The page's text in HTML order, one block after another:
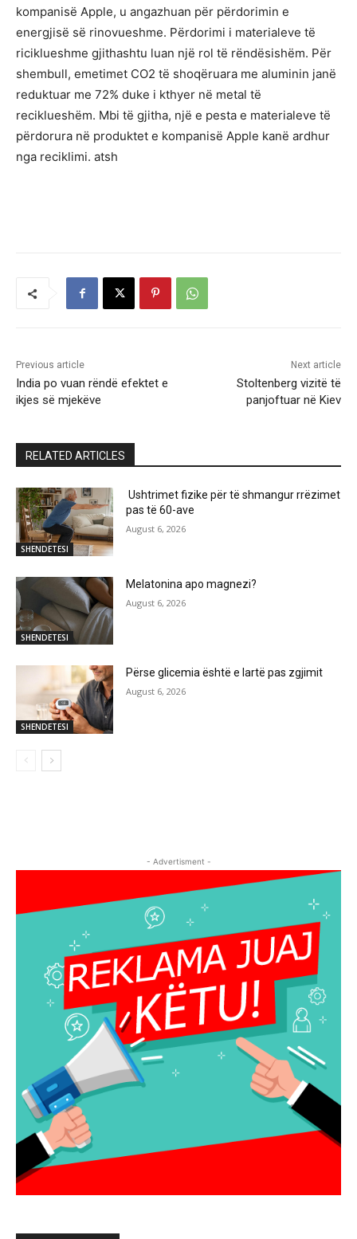
kompanisë Apple, u angazhuan për përdorimin e
energjisë së rinovueshme. Përdorimi i materialeve të
riciklueshme gjithashtu luan një rol të rëndësishëm. Për
shembull, emetimet CO2 të shoqëruara me aluminin janë
reduktuar me 72% duke i kthyer në metal të
reciklueshëm. Mbi të gjitha, një e pesta e materialeve të
përdorura në produktet e kompanisë Apple kanë ardhur
nga reciklimi. atsh
Previous article
India po vuan rëndë efektet e
ikjes së mjekëve
Next article
Stoltenberg vizitë të
panjoftuar në Kiev
RELATED ARTICLES
SHENDETESI
Ushtrimet fizike për të shmangur rrëzimet
pas të 60-ave
August 6, 2026
SHENDETESI
Melatonina apo magnezi?
August 6, 2026
SHENDETESI
Përse glicemia është e lartë pas zgjimit
August 6, 2026
- Advertisment -